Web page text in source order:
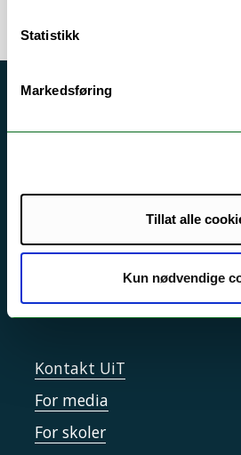
Statistikk
Markedsføring
Tillat alle
Kun nødvendige
Akutt hjelp
Si ifra!
Personvern ved UiT
Sikkerhet, beredskap og
Kontakt UiT
For media
For skoler